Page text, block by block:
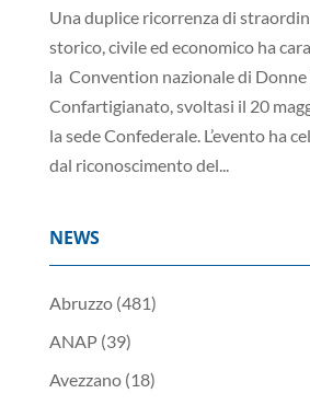
Una duplice ricorrenza di
storico, civile ed economico ha
la Convention nazionale di Donne
Confartigianato, svoltasi il 20
la sede Confederale. L’evento ha
dal riconoscimento del...
NEWS
Abruzzo(481)
ANAP(39)
Avezzano(18)